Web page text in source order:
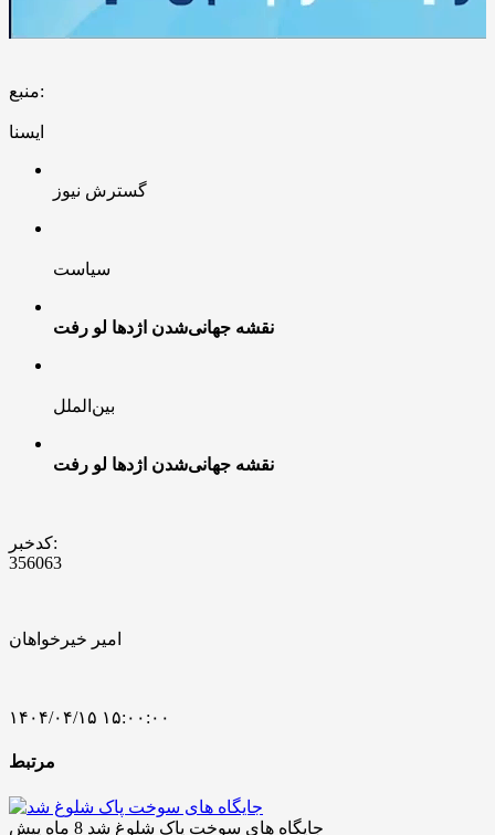
منبع:
ایسنا
گسترش نیوز
سیاست
نقشه جهانی‌شدن اژدها لو رفت
بین‌الملل
نقشه جهانی‌شدن اژدها لو رفت
کدخبر:
356063
امیر خیرخواهان
۱۴۰۴/۰۴/۱۵ ۱۵:۰۰:۰۰
مرتبط
جایگاه های سوخت پاک شلوغ شد 8 ماه پیش